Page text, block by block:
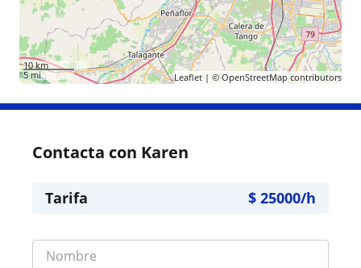
10 km
5 mi
Leaflet| ©OpenStreetMapcontributors
Contacta con Karen
Tarifa $ 25000/h